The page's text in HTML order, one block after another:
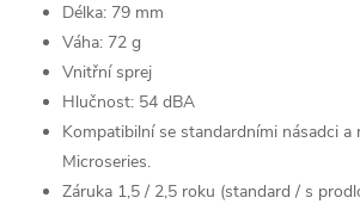
Délka: 79 mm
Váha: 72 g
Vnitřní sprej
Hlučnost: 54 dBA
Kompatibilní se standardními násadci a
Microseries.
Záruka 1,5 / 2,5 roku (standard / s